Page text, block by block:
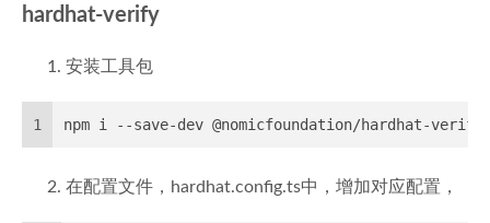
hardhat-verify
安装工具包
1 npm i --save-dev @nomicfoundation/hardhat-verify
在配置文件，hardhat.config.ts中，增加对应配置，